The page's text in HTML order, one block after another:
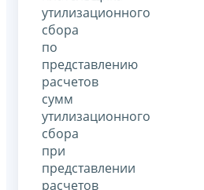
утилизационного
сбора
по
представлению
расчетов
сумм
утилизационного
сбора
при
представлении
расчетов